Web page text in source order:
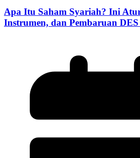
Apa Itu Saham Syariah? Ini
Instrumen, dan Pembaruan